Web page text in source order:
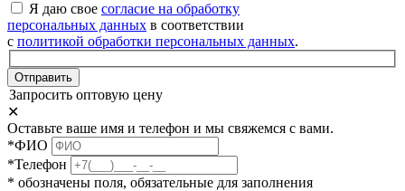
Я даю свое согласие на обработку
персональных данных в соответствии
с политикой обработки персональных данных.
Отправить
Запросить оптовую цену
✕
Оставьте ваше имя и телефон и мы свяжемся с вами.
*ФИО
*Телефон
* обозначены поля, обязательные для заполнения